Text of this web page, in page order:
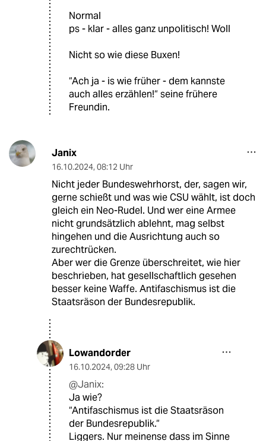
Normal
ps - klar - alles ganz unpolitisch! Woll
Nicht so wie diese Buxen!
“Ach ja - is wie früher - dem kannste
auch alles erzählen!“ seine frühere
Freundin.
Janix
16.10.2024, 08:12 Uhr
Nicht jeder Bundeswehrhorst, der, sagen wir,
gerne schießt und was wie CSU wählt, ist doch
gleich ein Neo-Rudel. Und wer eine Armee
nicht grundsätzlich ablehnt, mag selbst
hingehen und die Ausrichtung auch so
zurechtrücken.
Aber wer die Grenze überschreitet, wie hier
beschrieben, hat gesellschaftlich gesehen
besser keine Waffe. Antifaschismus ist die
Staatsräson der Bundesrepublik.
Lowandorder
16.10.2024, 09:28 Uhr
@Janix:
Ja wie?
“Antifaschismus ist die Staatsräson
der Bundesrepublik.“
Liggers. Nur meinense dass im Sinne